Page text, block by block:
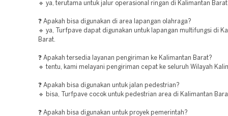
🔹 ya, terutama untuk jalur operasional ringan di Kalimantan
❓ Apakah bisa digunakan di area lapangan olahraga?
🔹 ya, Turfpave dapat digunakan untuk lapangan multifungsi di
Barat.
❓ Apakah tersedia layanan pengiriman ke Kalimantan Barat?
🔹 tentu, kami melayani pengiriman cepat ke seluruh Wilayah
❓ Apakah bisa digunakan untuk jalan pedestrian?
🔹 bisa, Turfpave cocok untuk pedestrian area di Kalimantan
❓ Apakah bisa digunakan untuk proyek pemerintah?